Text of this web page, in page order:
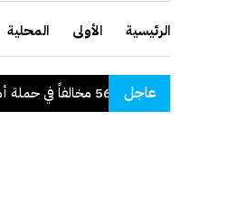
الرئيسية الأولى المحلية
عاجل"الداخلية": ضبط 56 مخالفاً في حملة أمنية مشتركة بالتعاون مع "القوى العاملة"